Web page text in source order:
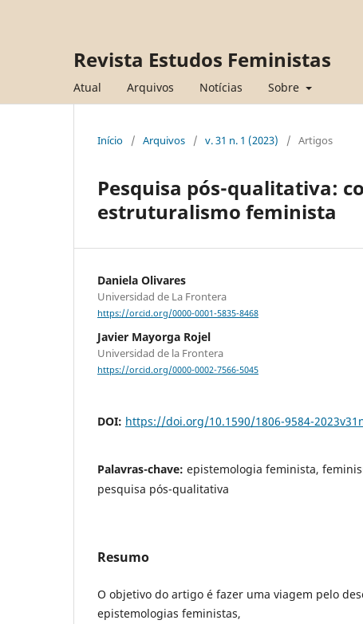
Revista Estudos Feministas
Atual Arquivos Notícias Sobre
Início / Arquivos / v. 31 n. 1 (2023) / Artigos
Pesquisa pós-qualitativa:
estruturalismo feminista
Daniela Olivares
Universidad de La Frontera
https://orcid.org/0000-0001-5835-8468
Javier Mayorga Rojel
Universidad de la Frontera
https://orcid.org/0000-0002-7566-5045
DOI: https://doi.org/10.1590/1806-9584-
Palavras-chave: epistemologia feminista,
pesquisa pós-qualitativa
Resumo
O objetivo do artigo é fazer uma viagem pelo
epistemologias feministas,